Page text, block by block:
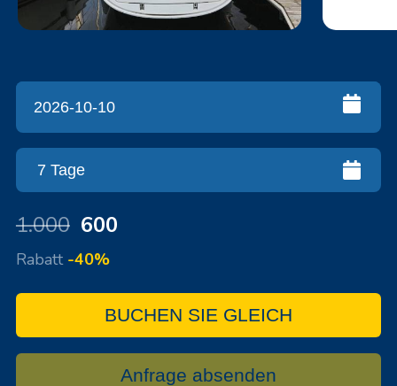
1.000 600
Rabatt -40%
BUCHEN SIE GLEICH
Anfrage absenden